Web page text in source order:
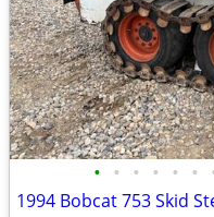
• • • • • •